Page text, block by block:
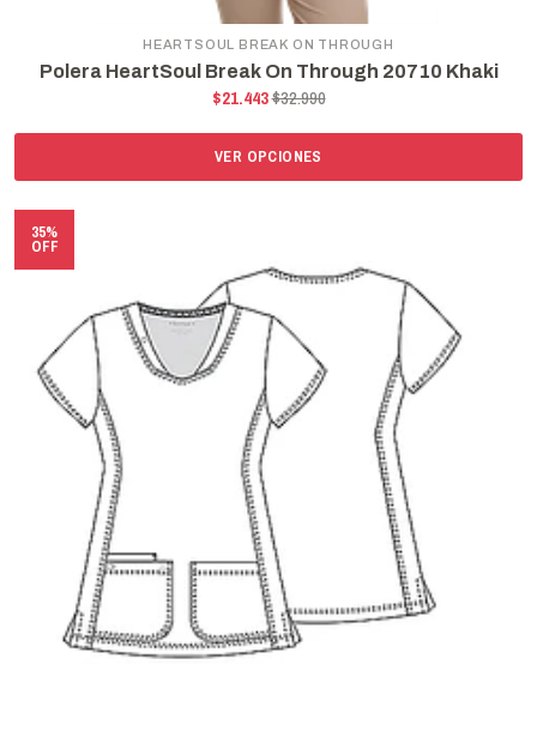
HEARTSOUL BREAK ON THROUGH
Polera HeartSoul Break On Through 20710 Khaki
$21.443$32.990
VER OPCIONES
35%
OFF